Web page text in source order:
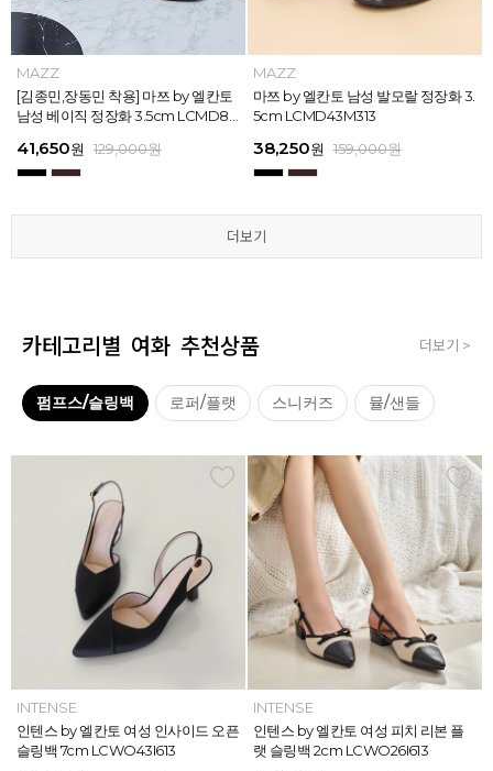
MAZZ
마쯔 by 엘칸토 남성 스트라이프 웨빙
포인트 스니커즈 3cm LCMS68M31
67,150원 179,000원
MAZZ
마쯔 by 엘칸토 남성 플레인 볼륨 컵
솔 스니커즈 3cm LCMS62M613
62,900원 179,000원
더보기
MAZZ
[김종민,장동민 착용] 마쯔 by 엘칸토
남성 베이직 정장화 3.5cm LCMD80
41,650원 129,000원
MAZZ
마쯔 by 엘칸토 남성 발모랄 정장화 3.
5cm LCMD43M313
38,250원 159,000원
더보기
MAZZ
마쯔 by 엘칸토 남성 오버랩 로퍼 2c
m LCMC92I126
38,250원 129,000원
MAZZ
마쯔 by 엘칸토 남성 스트랩 로퍼 2c
m LCMC91M313
39,200원 159,000원
더보기
MAZZ
마쯔 by 엘칸토 남성 포인트 컴포트화
4cm LCMD11M111
41,650원 129,000원
MAZZ
마쯔 by 엘칸토 남성 캐주얼 컴포트화
4cm LCMD13M111
41,650원 129,000원
더보기
MAZZ
마쯔 by 엘칸토 남성 스트라이프 웨빙
포인트 스니커즈 3cm LCMS68M31
67,150원 179,000원
MAZZ
마쯔 by 엘칸토 남성 플레인 볼륨 컵
솔 스니커즈 3cm LCMS62M613
62,900원 179,000원
더보기
MAZZ
[김종민,장동민 착용] 마쯔 by 엘칸토
남성 베이직 정장화 3.5cm LCMD80
41,650원 129,000원
MAZZ
마쯔 by 엘칸토 남성 발모랄 정장화 3.
5cm LCMD43M313
38,250원 159,000원
더보기
카테고리별 여화 추천상품 더보기 >
펌프스/슬링백 로퍼/플랫 스니커즈 뮬/샌들
INTENSE
인텐스 by 엘칸토 여성 위빙 스트랩
플랫 샌들 2.5cm LCWW05I626
MAZZ
마쯔 by 엘칸토 여성 와이드 위빙 크
로스 컴포트 뮬 3.5cm LCWW62M6
INTENSE
인텐스 by 엘칸토 여성 인사이드 오픈
슬링백 7cm LCWO43I613
INTENSE
인텐스 by 엘칸토 여성 피치 리본 플
랫 슬링백 2cm LCWO26I613
MAZZ
마쯔 by 엘칸토 여성 미니버클 캐주얼
로퍼 2.5cm LCWC02M613
INTENSE
인텐스 by 엘칸토 여성 피치 리본 더
블 스트랩 메리제인 2cm LCWD97I6
MAZZ
마쯔 by 엘칸토 여성 슈레이스 포인트
고프코어 스니커즈 3cm LCWS03M
MAZZ
마쯔 by 엘칸토 여성 별자수 어글리
스니커즈 3.5cm LCWS04M613
INTENSE
인텐스 by 엘칸토 여성 위빙 스트랩
플랫 샌들 2.5cm LCWW05I626
MAZZ
마쯔 by 엘칸토 여성 와이드 위빙 크
로스 컴포트 뮬 3.5cm LCWW62M6
INTENSE
인텐스 by 엘칸토 여성 인사이드 오픈
슬링백 7cm LCWO43I613
INTENSE
인텐스 by 엘칸토 여성 피치 리본 플
랫 슬링백 2cm LCWO26I613